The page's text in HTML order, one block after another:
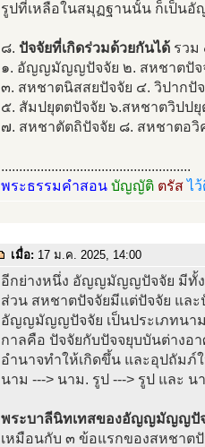
รูปที่เหลือในสมุฏฐานนั้น ก็เป็น
๘. ปัจจัยที่เกิดร่วมด้วยกันได้ รวม
๑. อัญญมัญญปัจจัย ๒. สหชาตปัจ
๓. สหชาตนิสสยปัจจัย ๔. วิปากปั
๕. สัมปยุตตปัจจัย ๖.สหชาตวิปปยุ
๗. สหชาตัตถิปัจจัย ๘. สหชาตอวิ
.....................................................
พระธรรมคำสอน บัญญัติ ตรัสไ
เมื่อ: 17 ม.ค. 2025, 14:00
อีกย่างหนึ่ง อัญญมัญญปัจจัย มีทั้ง
ส่วน สหชาตปัจจัยมีแต่ปัจจัย แล
อัญญมัญญปัจจัย เป็นประเภทนา
กาลคือ ปัจจัยกับปัจจยุบบันต่างอ
อำนาจทำให้เกิดขึ้น และอุปถัมภ์
นาม ---> นาม. รูป ---> รูป และ น
พระบาลีนิทเทสของอัญญมัญญปั
เหมือนกับ ๓ ข้อแรกของสหชาต